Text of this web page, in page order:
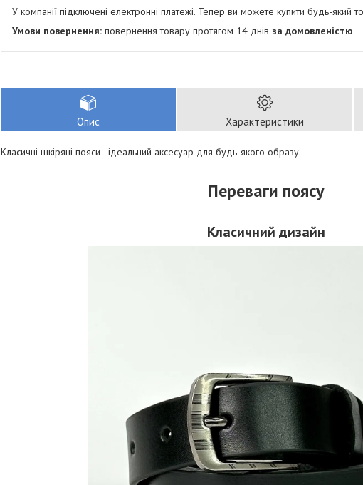
У компанії підключені електронні платежі. Тепер ви можете купити будь-який
повернення товару протягом 14 днів за домовленістю
Опис Характеристики
Класичні шкіряні пояси - ідеальний аксесуар для будь-якого образу.
Переваги поясу
Класичний дизайн